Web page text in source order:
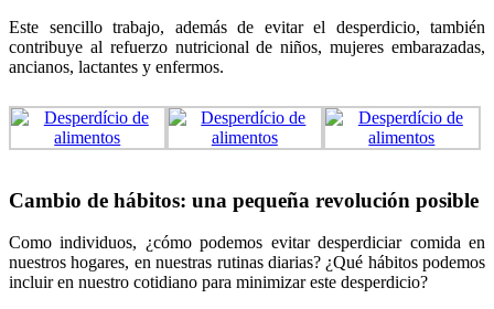
Este sencillo trabajo, además de evitar el desperdicio, también
contribuye al refuerzo nutricional de niños, mujeres embarazadas,
ancianos, lactantes y enfermos.
Cambio de hábitos: una pequeña revolución posible
Como individuos, ¿cómo podemos evitar desperdiciar comida en
nuestros hogares, en nuestras rutinas diarias? ¿Qué hábitos podemos
incluir en nuestro cotidiano para minimizar este desperdicio?